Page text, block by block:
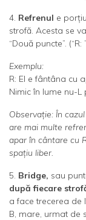
4. Refrenul e
strofă. Acesta se
“Două puncte”.
Exemplu:
R: El e fântâna cu
Nimic în lume nu-L
Observaţie: În
are mai multe
apar în cântare cu
spaţiu liber.
5. Bridge, sau
după fiecare
a face trecerea de
B, mare, urmat de